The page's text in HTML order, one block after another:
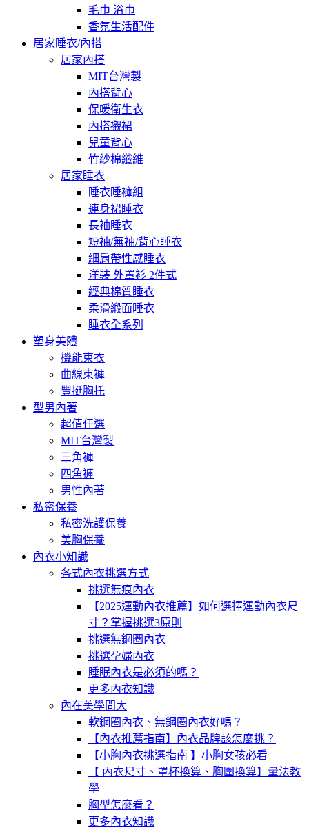
毛巾 浴巾
香氛生活配件
居家睡衣/內搭
居家內搭
MIT台灣製
內搭背心
保暖衛生衣
內搭襯裙
兒童背心
竹紗棉纖維
居家睡衣
睡衣睡褲組
連身裙睡衣
長袖睡衣
短袖/無袖/背心睡衣
細肩帶性感睡衣
洋裝 外罩衫 2件式
經典棉質睡衣
柔滑緞面睡衣
睡衣全系列
塑身美體
機能束衣
曲線束褲
豐挺胸托
型男內著
超值任選
MIT台灣製
三角褲
四角褲
男性內著
私密保養
私密洗護保養
美胸保養
內衣小知識
各式內衣挑選方式
挑選無痕內衣
【2025運動內衣推薦】如何選擇運動內衣尺
寸？掌握挑選3原則
挑選無鋼圈內衣
挑選孕婦內衣
睡眠內衣是必須的嗎？
更多內衣知識
內在美學問大
軟鋼圈內衣、無鋼圈內衣好嗎？
【內衣推薦指南】內衣品牌該怎麼挑？
【小胸內衣挑選指南 】小胸女孩必看
【 內衣尺寸、罩杯換算、胸圍換算】量法教
學
胸型怎麼看？
更多內衣知識